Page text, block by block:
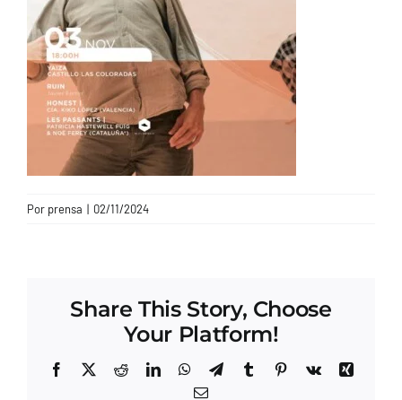
Por prensa | 02/11/2024
Share This Story, Choose
Your Platform!
Facebook
X RedditLinkedInWhatsApp
TelegramTumblrPinterest
Vk
Xing
Correo